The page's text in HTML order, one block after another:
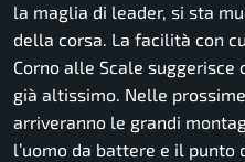
la maglia di leader, si sta
della corsa. La facilità con
Corno alle Scale suggerisce
già altissimo. Nelle
arriveranno le grandi
l’uomo da battere e il